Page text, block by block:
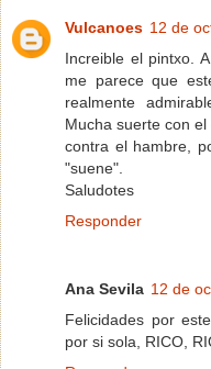
Vulcanoes 12 de
Increible el pintxo.
me parece que
realmente
Mucha suerte con
contra el hambre,
"suene".
Saludotes
Responder
Ana Sevila 12 de
Felicidades por
por si sola, RICO,